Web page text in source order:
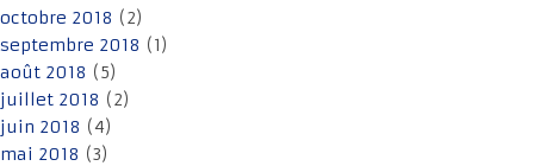
octobre 2018 (2)
septembre 2018 (1)
août 2018 (5)
juillet 2018 (2)
juin 2018 (4)
mai 2018 (3)